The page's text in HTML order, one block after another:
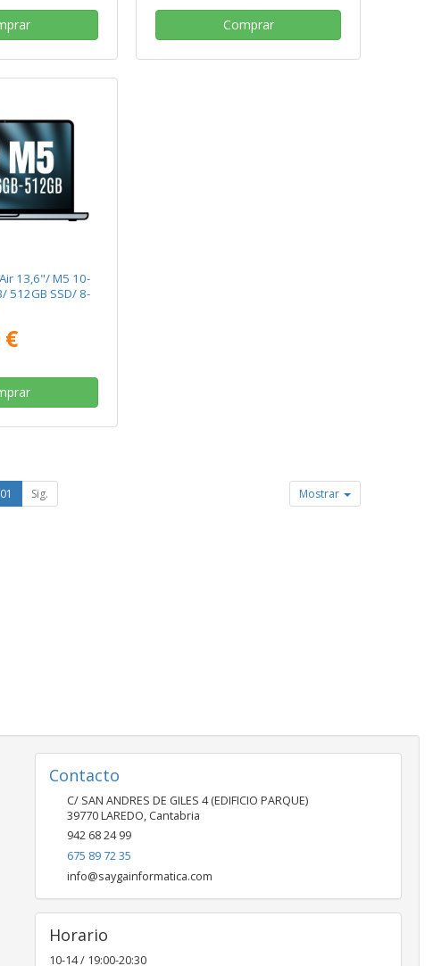
Comprar
13,6"/ M5 10-
512GB SSD/ 8-
01 Sig. Mostrar
Contacto
C/ SAN ANDRES DE GILES 4 (EDIFICIO PARQUE)
39770LAREDO, Cantabria
942 68 24 99
675 89 72 35
info@saygainformatica.com
Horario
10-14 / 19:00-20:30